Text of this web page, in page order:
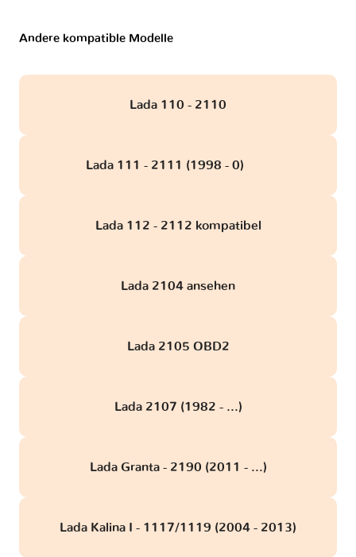
Andere kompatible Modelle
Lada 110 - 2110
Lada 111 - 2111 (1998 - 0)
Lada 112 - 2112 kompatibel
Lada 2104 ansehen
Lada 2105 OBD2
Lada 2107 (1982 - ...)
Lada Granta - 2190 (2011 - ...)
Lada Kalina I - 1117/1119 (2004 - 2013)